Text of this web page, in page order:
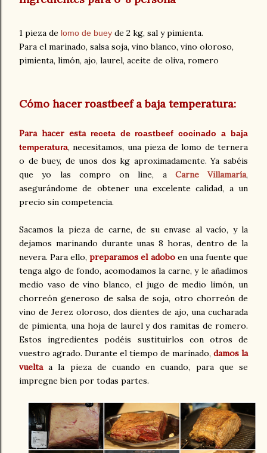
1 pieza de lomo de buey de 2 kg, sal y pimienta.
Para el marinado, salsa soja, vino blanco, vino oloroso,
pimienta, limón, ajo, laurel, aceite de oliva, romero
Cómo hacer roastbeef a baja temperatura:
Para hacer esta receta de roastbeef cocinado a baja
temperatura, necesitamos, una pieza de lomo de ternera
o de buey, de unos dos kg aproximadamente. Ya sabéis
que yo las compro on line, a Carne Villamaría,
asegurándome de obtener una excelente calidad, a un
precio sin competencia.
Sacamos la pieza de carne, de su envase al vacío, y la
dejamos marinando durante unas 8 horas, dentro de la
nevera. Para ello,preparamos el adoboen una fuente que
tenga algo de fondo, acomodamos la carne, y le añadimos
medio vaso de vino blanco, el jugo de medio limón, un
chorreón generoso de salsa de soja, otro chorreón de
vino de Jerez oloroso, dos dientes de ajo, una cucharada
de pimienta, una hoja de laurel y dos ramitas de romero.
Estos ingredientes podéis sustituirlos con otros de
vuestro agrado. Durante el tiempo de marinado, damos la
vuelta a la pieza de cuando en cuando, para que se
impregne bien por todas partes.